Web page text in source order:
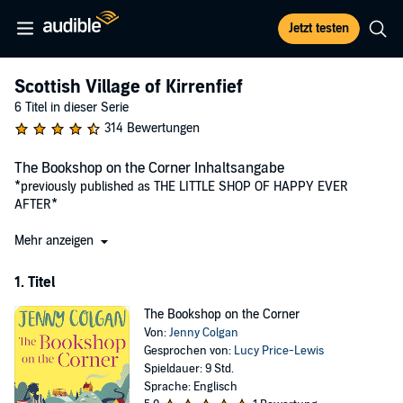
Jetzt testen
Scottish Village of Kirrenfief
6 Titel in dieser Serie
314 Bewertungen
The Bookshop on the Corner Inhaltsangabe
*previously published as THE LITTLE SHOP OF HAPPY EVER
AFTER*
Nobody does cosy, get-away-from-it-all romance like Jenny
joy to the road . . .
'A total joy'Sophie Kinsella
An evocative, sweet treat'Jojo Moyes
'Gorgeous, glorious, uplifting'Marian Keyes
Mehr anzeigen
1. Titel
The Bookshop on the Corner
Von:Jenny Colgan
Gesprochen von: Lucy Price-Lewis
Spieldauer: 9 Std.
Sprache: Englisch